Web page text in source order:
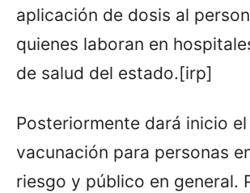
aplicación de dosis al
quienes laboran en
de salud del estado.[irp]
Posteriormente dará inicio
vacunación para personas
riesgo y público en general.